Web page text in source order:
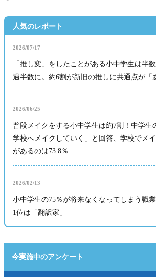
人気のレポート
2026/07/17
「推し変」をしたことがある小中学生は半
過半数に。約6割が新旧の推しに共通点が「
2026/06/25
普段メイクをする小中学生は約7割！中学生
学校へメイクしていく」と回答、学校でメ
があるのは73.8％
2026/02/13
小中学生の75％が将来なくなってしまう職
1位は「翻訳家」
今実施中のアンケート